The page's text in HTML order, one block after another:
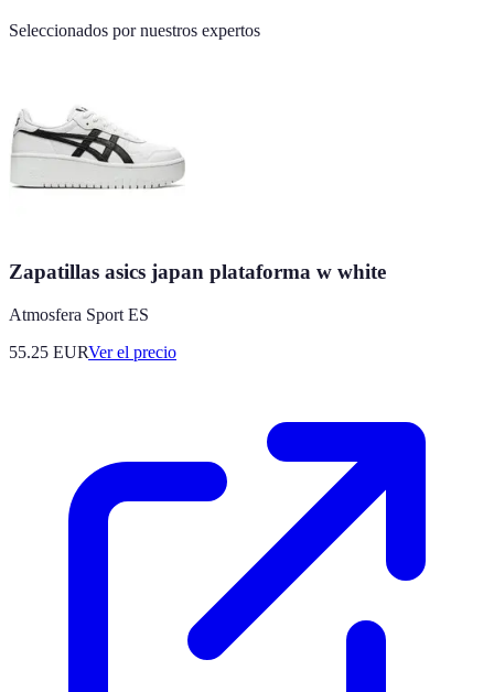
Seleccionados por nuestros expertos
Zapatillas asics japan plataforma w white
Atmosfera Sport ES
55.25 EURVer el precio